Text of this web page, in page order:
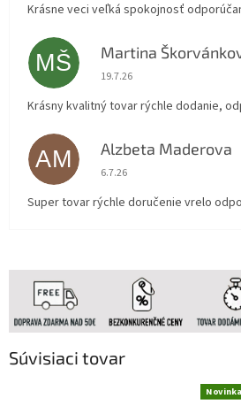
Súvisiaci tovar
Novinka
Krásne veci veľká spokojnosť
MŠ Martina
Hodnotenie obchodu je 5 z
19.7.26
Krásny kvalitný tovar rýchle dodanie,
AM Alzbeta Maderova
Hodnotenie obchodu je 5 z
6.7.26
Super tovar rýchle doručenie vrelo